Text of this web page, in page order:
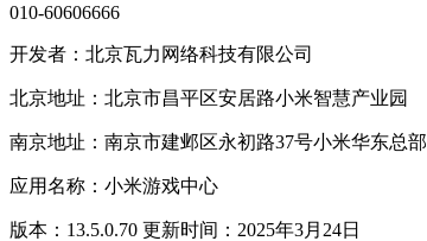
010-60606666
开发者：北京瓦力网络科技有限公司
北京地址：北京市昌平区安居路小米智慧产业园
南京地址：南京市建邺区永初路37号小米华东总部
应用名称：小米游戏中心
版本：13.5.0.70 更新时间：2025年3月24日